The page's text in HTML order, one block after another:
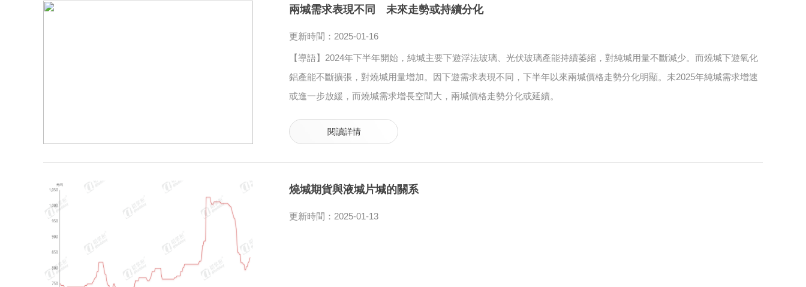
兩堿需求表現不同 未來走勢或持續分化
更新時間：2025-01-16
【導語】2024年下半年開始，純堿主要下遊浮法玻璃、光伏玻璃產能持續萎縮，對純堿用量不斷減少。而燒堿下遊氧化
鋁產能不斷擴張，對燒堿用量增加。因下遊需求表現不同，下半年以來兩堿價格走勢分化明顯。未2025年純堿需求增速
或進一步放緩，而燒堿需求增長空間大，兩堿價格走勢分化或延續。
閱讀詳情
燒堿期貨與液堿片堿的關系
更新時間：2025-01-13